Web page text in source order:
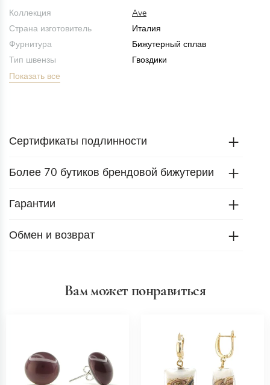
Коллекция
Ave
Страна изготовитель
Италия
Фурнитура
Бижутерный сплав
Тип швензы
Гвоздики
Показать все
Сертификаты подлинности
Более 70 бутиков брендовой бижутерии
Гарантии
Обмен и возврат
Вам может понравиться